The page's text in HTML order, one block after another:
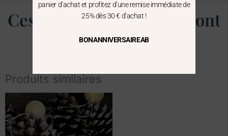
Ces produits vous séduiront
aussi
Produits similaires
Plage
de
prix :
10,90 €
à
Ce
produit
a
plusieurs
panier d’achat et profitez d’une remise immédiate de
25% dès 30 € d’achat !
BONANNIVERSAIREAB